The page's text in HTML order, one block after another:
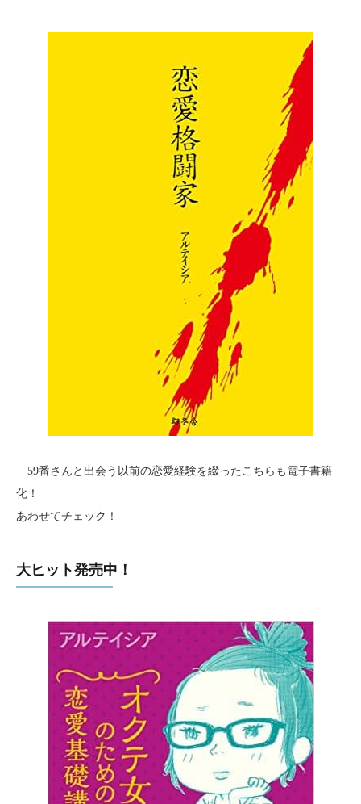
59番さんと出会う以前の恋愛経験を綴ったこちらも電子書籍
化！
あわせてチェック！
大ヒット発売中！